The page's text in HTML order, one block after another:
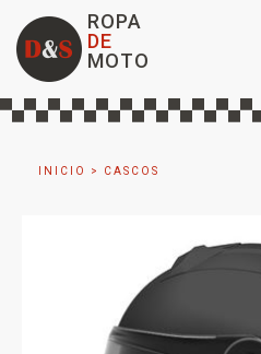
ROPA
DE
MOTO
INICIO > CASCOS